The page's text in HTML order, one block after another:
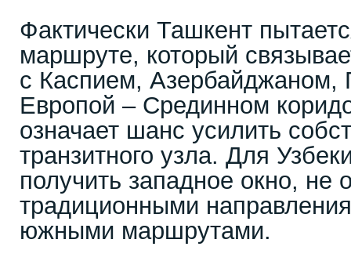
Фактически Ташкент
маршруте, который
с Каспием, Азербайджаном,
Европой – Срединном
означает шанс усилить
транзитного узла. Для
получить западное окно, не
традиционными
южными маршрутами.